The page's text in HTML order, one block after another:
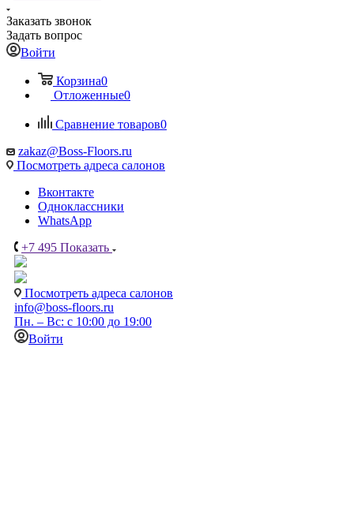
Заказать звонок
Задать вопрос
Войти
Корзина0
Отложенные0
Сравнение товаров0
zakaz@Boss-Floors.ru
Посмотреть адреса салонов
Вконтакте
Одноклассники
WhatsApp
+7 495 Показать
Посмотреть адреса салонов
info@boss-floors.ru
Пн. – Вс: с 10:00 до 19:00
Войти